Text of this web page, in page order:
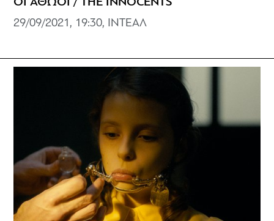
ΟΙ ΑΘΩΟΙ / THE INNOCENTS
29/09/2021, 19:30, ΙΝΤΕΑΛ